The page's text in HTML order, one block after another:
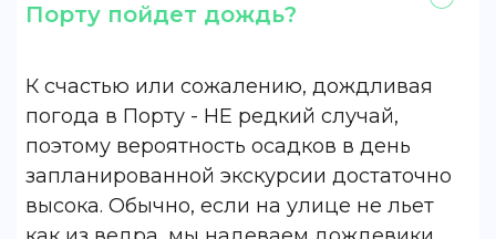
Порту пойдет дождь?
К счастью или сожалению, дождливая
погода в Порту - НЕ редкий случай,
поэтому вероятность осадков в день
запланированной экскурсии достаточно
высока. Обычно, если на улице не льет